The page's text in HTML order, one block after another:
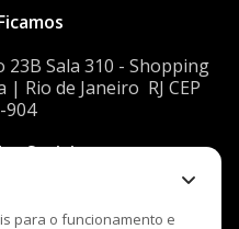
ㅤㅤ Sala 310 - Shopping
Rio de Janeiro ㅤㅤ RJ CEP
904
Sociais
para o funcionamento e